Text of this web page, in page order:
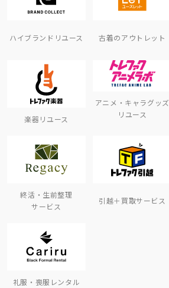
ハイブランドリユース 古着のアウトレット
楽器リユース
アニメ・キャラグッズ
リユース
終活・生前整理
サービス
引越＋買取サービス
礼服・喪服レンタル